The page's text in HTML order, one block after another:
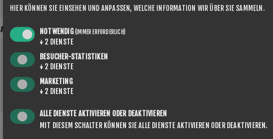
ANFRAGE
HIER KÖNNEN SIE EINSEHEN UND ANPASSEN, WELCHE INFORMATION WIR ÜBER SIE SAMMELN.
NOTWENDIG(IMMER ERFORDERLICH)
↓ 2 DIENSTE
BESUCHER-STATISTIKEN
↓ 2 DIENSTE
MARKETING
↓ 2 DIENSTE
ALLE DIENSTE AKTIVIEREN ODER DEAKTIVIEREN
MIT DIESEM SCHALTER KÖNNEN SIE ALLE DIENSTE AKTIVIEREN ODER DEAKTIVIEREN.